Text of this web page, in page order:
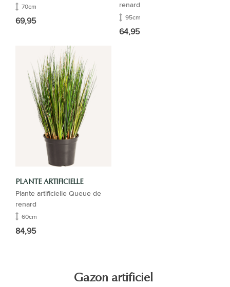
70cm
69,95
renard
95cm
64,95
PLANTE ARTIFICIELLE
Plante artificielle Queue de
renard
60cm
84,95
Gazon artificiel